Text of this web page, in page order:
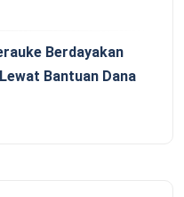
Berdayakan
Bantuan Dana